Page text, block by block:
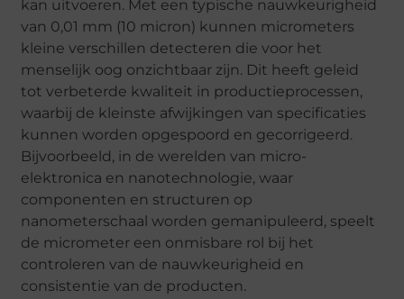
kan uitvoeren. Met een typische nauwkeurigheid
van 0,01 mm (10 micron) kunnen micrometers
kleine verschillen detecteren die voor het
menselijk oog onzichtbaar zijn. Dit heeft geleid
tot verbeterde kwaliteit in productieprocessen,
waarbij de kleinste afwijkingen van specificaties
kunnen worden opgespoord en gecorrigeerd.
Bijvoorbeeld, in de werelden van micro-
elektronica en nanotechnologie, waar
componenten en structuren op
nanometerschaal worden gemanipuleerd, speelt
de micrometer een onmisbare rol bij het
controleren van de nauwkeurigheid en
consistentie van de producten.